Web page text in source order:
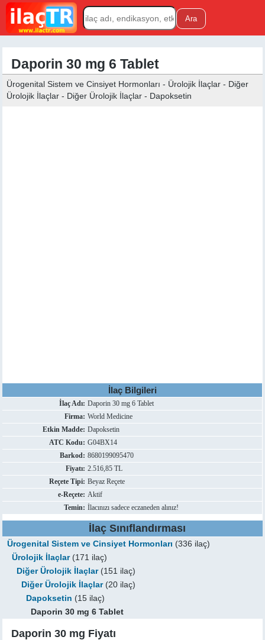
Daporin 30 mg 6 Tablet
Ürogenital Sistem ve Cinsiyet Hormonları - Ürolojik İlaçlar - Diğer
Ürolojik İlaçlar - Diğer Ürolojik İlaçlar - Dapoksetin
İlaç Bilgileri
İlaç Adı: Daporin 30 mg 6 Tablet
Firma: World Medicine
Etkin Madde: Dapoksetin
ATC Kodu: G04BX14
Barkod: 8680199095470
Fiyatı: 2.516,85 TL
Reçete Tipi: Beyaz Reçete
e-Reçete: Aktif
Temin: İlacınızı sadece eczaneden alınız!
İlaç Sınıflandırması
Ürogenital Sistem ve Cinsiyet Hormonları (336 ilaç)
Ürolojik İlaçlar(171 ilaç)
Diğer Ürolojik İlaçlar(151 ilaç)
Diğer Ürolojik İlaçlar(20 ilaç)
Dapoksetin (15 ilaç)
Daporin 30 mg 6 Tablet
Daporin 30 mg Fiyatı